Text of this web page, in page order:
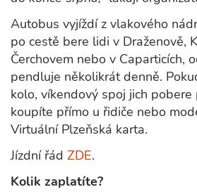
Autobus vyjíždí z vlakového
po cestě bere lidi v Draženově,
Čerchovem nebo v Caparticích,
pendluje několikrát denně.
kolo, víkendový spoj jich pobere
koupíte přímo u řidiče nebo
Virtuální Plzeňská karta.
Jízdní řád ZDE.
Kolik zaplatíte?